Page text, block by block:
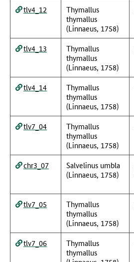
tlv4_12
Thymallus
thymallus
(Linnaeus, 1758)
tlv4_13
Thymallus
thymallus
(Linnaeus, 1758)
tlv4_14
Thymallus
thymallus
(Linnaeus, 1758)
tlv7_04
Thymallus
thymallus
(Linnaeus, 1758)
chr3_07
Salvelinus umbla
(Linnaeus, 1758)
tlv7_05
Thymallus
thymallus
(Linnaeus, 1758)
tlv7_06
Thymallus
thymallus